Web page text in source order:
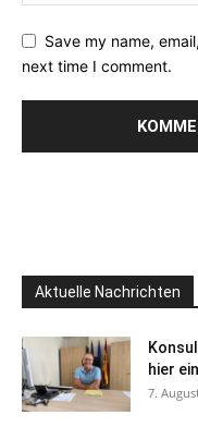
Save my name,
next time I comment.
Aktuelle Nachrichten
hier
7.